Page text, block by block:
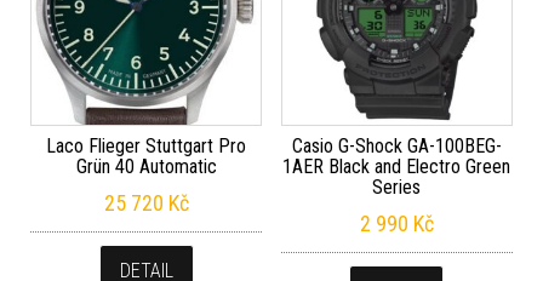
Laco Flieger Stuttgart Pro
Grün 40 Automatic
25 720 Kč
DETAIL
Casio G-Shock GA-100BEG-
1AER Black and Electro Green
Series
2 990 Kč